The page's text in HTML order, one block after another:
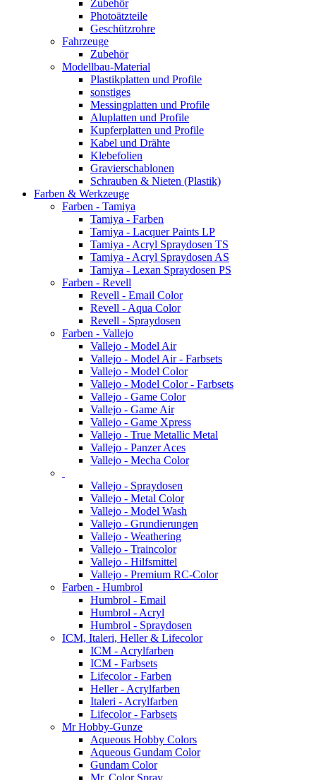
Zubehör
Photoätzteile
Geschützrohre
Fahrzeuge
Zubehör
Modellbau-Material
Plastikplatten und Profile
sonstiges
Messingplatten und Profile
Aluplatten und Profile
Kupferplatten und Profile
Kabel und Drähte
Klebefolien
Gravierschablonen
Schrauben & Nieten (Plastik)
Farben & Werkzeuge
Farben - Tamiya
Tamiya - Farben
Tamiya - Lacquer Paints LP
Tamiya - Acryl Spraydosen TS
Tamiya - Acryl Spraydosen AS
Tamiya - Lexan Spraydosen PS
Farben - Revell
Revell - Email Color
Revell - Aqua Color
Revell - Spraydosen
Farben - Vallejo
Vallejo - Model Air
Vallejo - Model Air - Farbsets
Vallejo - Model Color
Vallejo - Model Color - Farbsets
Vallejo - Game Color
Vallejo - Game Air
Vallejo - Game Xpress
Vallejo - True Metallic Metal
Vallejo - Panzer Aces
Vallejo - Mecha Color
Vallejo - Spraydosen
Vallejo - Metal Color
Vallejo - Model Wash
Vallejo - Grundierungen
Vallejo - Weathering
Vallejo - Traincolor
Vallejo - Hilfsmittel
Vallejo - Premium RC-Color
Farben - Humbrol
Humbrol - Email
Humbrol - Acryl
Humbrol - Spraydosen
ICM, Italeri, Heller & Lifecolor
ICM - Acrylfarben
ICM - Farbsets
Lifecolor - Farben
Heller - Acrylfarben
Italeri - Acrylfarben
Lifecolor - Farbsets
Mr Hobby-Gunze
Aqueous Hobby Colors
Aqueous Gundam Color
Gundam Color
Mr. Color Spray